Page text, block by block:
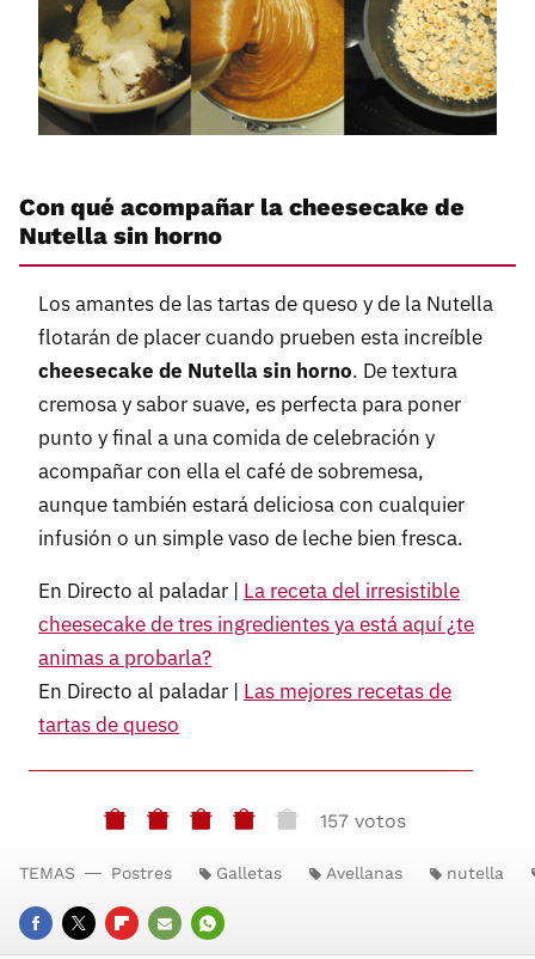
Con qué acompañar la cheesecake de
Nutella sin horno
Los amantes de las tartas de queso y de la Nutella
flotarán de placer cuando prueben esta increíble
cheesecake de Nutella sin horno. De textura
cremosa y sabor suave, es perfecta para poner
punto y final a una comida de celebración y
acompañar con ella el café de sobremesa,
aunque también estará deliciosa con cualquier
infusión o un simple vaso de leche bien fresca.
En Directo al paladar | La receta del irresistible
cheesecake de tres ingredientes ya está aquí ¿te
animas a probarla?
En Directo al paladar | Las mejores recetas de
tartas de queso
157 votos
TEMAS Postres Galletas Avellanas nutella